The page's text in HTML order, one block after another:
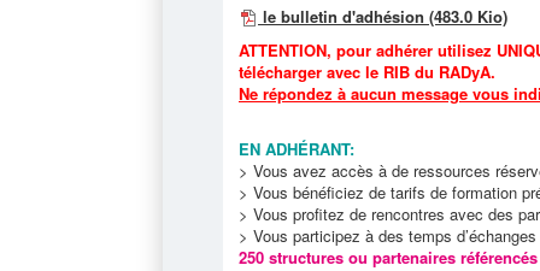
le bulletin d'adhésion (483.0 Kio)
ATTENTION, pour adhérer utilisez
télécharger avec le RIB du RADyA.
Ne répondez à aucun message vous
EN ADHÉRANT:
> Vous avez accès à de ressources
> Vous bénéficiez de tarifs de formation
> Vous profitez de rencontres avec des
> Vous participez à des temps
250 structures ou partenaires